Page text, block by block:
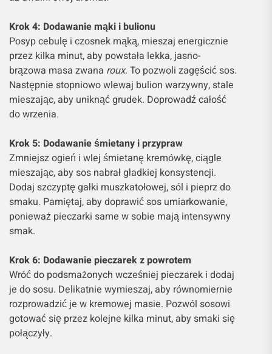
Krok 4: Dodawanie mąki i bulionu
Posyp cebulę i czosnek mąką, mieszaj energicznie
przez kilka minut, aby powstała lekka, jasno-
brązowa masa zwana roux. To pozwoli zagęścić sos.
Następnie stopniowo wlewaj bulion warzywny, stale
mieszając, aby uniknąć grudek. Doprowadź całość
do wrzenia.
Krok 5: Dodawanie śmietany i przypraw
Zmniejsz ogień i wlej śmietanę kremówkę, ciągle
mieszając, aby sos nabrał gładkiej konsystencji.
Dodaj szczyptę gałki muszkatołowej, sól i pieprz do
smaku. Pamiętaj, aby doprawić sos umiarkowanie,
ponieważ pieczarki same w sobie mają intensywny
smak.
Krok 6: Dodawanie pieczarek z powrotem
Wróć do podsmażonych wcześniej pieczarek i dodaj
je do sosu. Delikatnie wymieszaj, aby równomiernie
rozprowadzić je w kremowej masie. Pozwól sosowi
gotować się przez kolejne kilka minut, aby smaki się
połączyły.